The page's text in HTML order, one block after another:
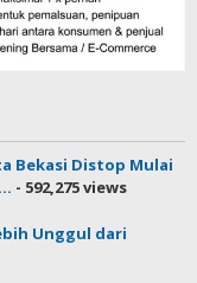
Bekasi Distop Mulai
- 592,275 views
Unggul dari